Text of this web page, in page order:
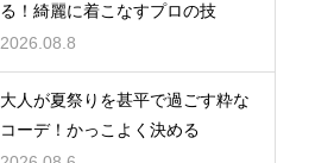
る！綺麗に着こなすプロの技
2026.08.8
大人が夏祭りを甚平で過ごす粋な
コーデ！かっこよく決める